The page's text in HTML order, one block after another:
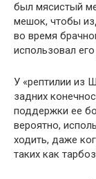
был мясистый
мешок, чтобы
во время
использовал
У «рептилии из
задних
поддержки ее
вероятно,
ходить, даже
таких как